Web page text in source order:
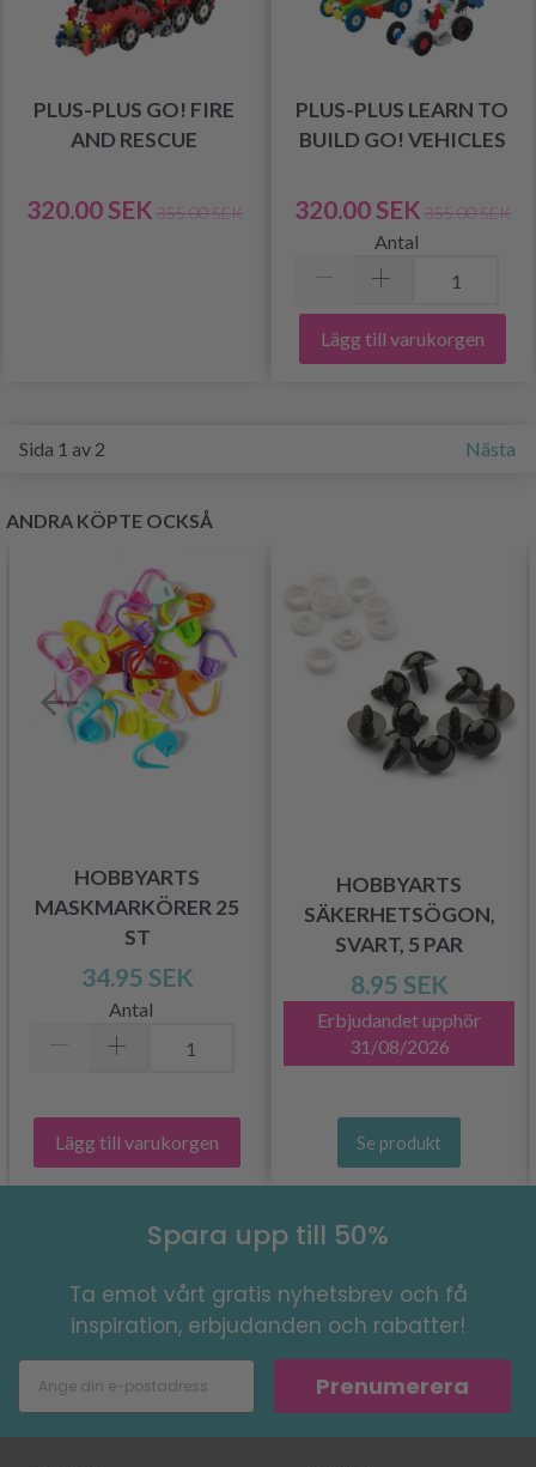
PLUS-PLUS GO! FIRE
AND RESCUE
320.00 SEK 355.00 SEK
PLUS-PLUS LEARN TO
BUILD GO! VEHICLES
320.00 SEK 355.00 SEK
Antal
Lägg till varukorgen
Sida 1 av 2 Nästa
ANDRA KÖPTE OCKSÅ
HOBBYARTS
MASKMARKÖRER 25
ST
34.95 SEK
Antal
Lägg till varukorgen
HOBBYARTS
SÄKERHETSÖGON,
SVART, 5 PAR
8.95 SEK
Erbjudandet upphör
31/08/2026
Se produkt
Spara upp till 50%
Ta emot vårt gratis nyhetsbrev och få
inspiration, erbjudanden och rabatter!
Prenumerera